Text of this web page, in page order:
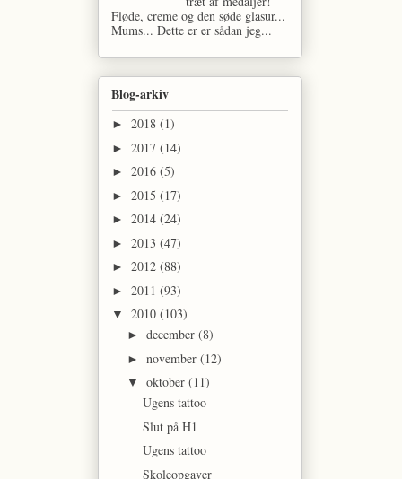
Fløde, creme og den søde glasur...
Mums... Dette er er sådan jeg...
Blog-arkiv
►2018(1)
►2017(14)
►2016(5)
►2015(17)
►2014(24)
►2013(47)
►2012(88)
►2011(93)
▼2010(103)
►december(8)
►november(12)
▼oktober(11)
Ugens tattoo
Slut på H1
Ugens tattoo
Skoleopgaver